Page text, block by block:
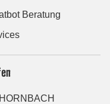
Beratung